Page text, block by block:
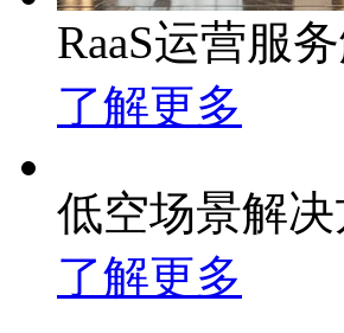
RaaS运营服
了解更多
低空场景解
了解更多